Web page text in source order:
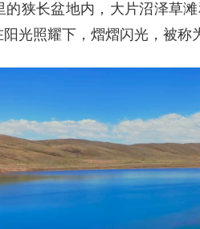
的狭长盆地内，大片沼泽草
阳光照耀下，熠熠闪光，被称